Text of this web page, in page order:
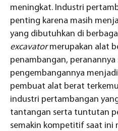
meningkat. Industri
penting karena masih
yang dibutuhkan di
excavatormerupakan alat
penambangan,
pengembangannya
pembuat alat berat
industri pertambangan
tantangan serta tuntutan
semakin kompetitif saat ini